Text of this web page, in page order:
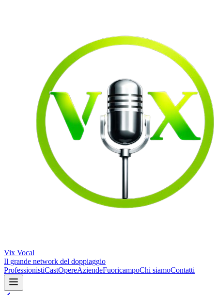
Vix Vocal
Il grande network del doppiaggio
ProfessionistiCastOpereAziendeFuoricampoChi siamoContatti